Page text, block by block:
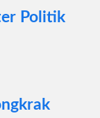
Politik